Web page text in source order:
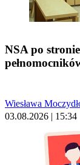
NSA po
Wiesława
03.08.2026 | 15:34